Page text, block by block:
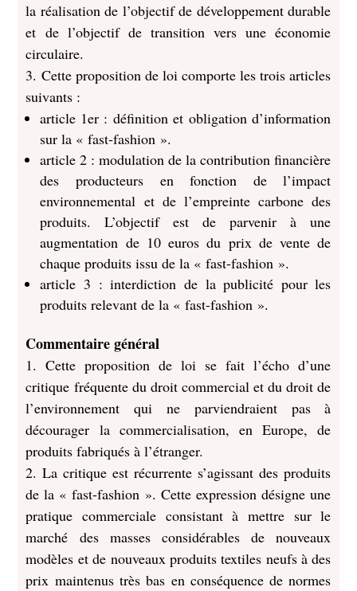
la réalisation de l’objectif de développement durable
et de l’objectif de transition vers une économie
circulaire.
3. Cette proposition de loi comporte les trois articles
suivants :
article 1er : définition et obligation d’information
sur la « fast-fashion ».
article 2 : modulation de la contribution financière
des producteurs en fonction de l’impact
environnemental et de l’empreinte carbone des
produits. L’objectif est de parvenir à une
augmentation de 10 euros du prix de vente de
chaque produits issu de la « fast-fashion ».
article 3 : interdiction de la publicité pour les
produits relevant de la « fast-fashion ».
Commentaire général
1. Cette proposition de loi se fait l’écho d’une
critique fréquente du droit commercial et du droit de
l’environnement qui ne parviendraient pas à
décourager la commercialisation, en Europe, de
produits fabriqués à l’étranger.
2. La critique est récurrente s’agissant des produits
de la « fast-fashion ». Cette expression désigne une
pratique commerciale consistant à mettre sur le
marché des masses considérables de nouveaux
modèles et de nouveaux produits textiles neufs à des
prix maintenus très bas en conséquence de normes